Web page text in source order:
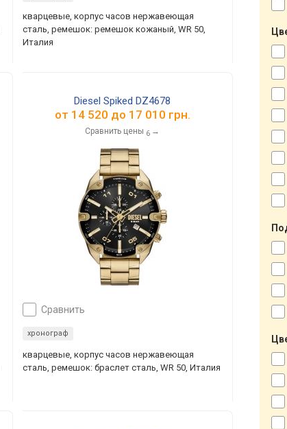
кварцевые, корпус часов нержавеющая
сталь, ремешок: ремешок кожаный, WR 50,
Италия
Diesel Spiked DZ4678
от 14 520 до 17 010 грн.
Сравнить цены 6 →
сравнить
хронограф
кварцевые, корпус часов нержавеющая
сталь, ремешок: браслет сталь, WR 50, Италия